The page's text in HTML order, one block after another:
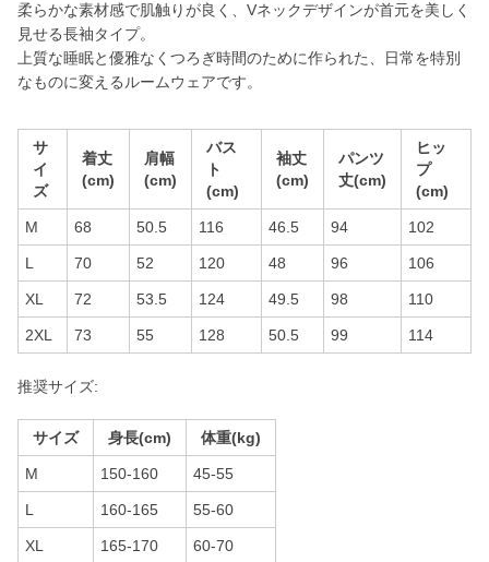
柔らかな素材感で肌触りが良く、Vネックデザインが首元を美しく
見せる長袖タイプ。
上質な睡眠と優雅なくつろぎ時間のために作られた、日常を特別
なものに変えるルームウェアです。
サ
イ
ズ
着丈
(cm)
肩幅
(cm)
バス
ト
(cm)
袖丈
(cm)
パンツ
丈(cm)
ヒッ
プ
(cm)
M 68 50.5 116 46.5 94 102
L 70 52 120 48 96 106
XL 72 53.5 124 49.5 98 110
2XL 73 55 128 50.5 99 114
推奨サイズ:
サイズ 身長(cm) 体重(kg)
M 150-160 45-55
L 160-165 55-60
XL 165-170 60-70